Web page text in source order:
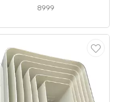
8999